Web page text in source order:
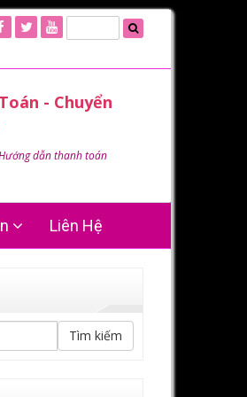
- Chuyển
dẫn thanh toán
Liên Hệ
Tìm kiếm